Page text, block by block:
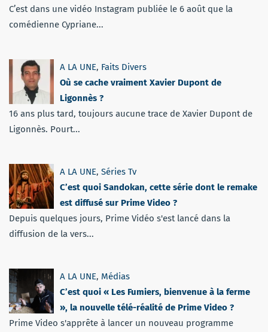
C’est dans une vidéo Instagram publiée le 6 août que la
comédienne Cypriane...
A LA UNE, Faits Divers
Où se cache vraiment Xavier Dupont de
Ligonnès ?
16 ans plus tard, toujours aucune trace de Xavier Dupont de
Ligonnès. Pourt...
A LA UNE, Séries Tv
C’est quoi Sandokan, cette série dont le remake
est diffusé sur Prime Video ?
Depuis quelques jours, Prime Vidéo s'est lancé dans la
diffusion de la vers...
A LA UNE, Médias
C’est quoi « Les Fumiers, bienvenue à la ferme
», la nouvelle télé-réalité de Prime Video ?
Prime Video s'apprête à lancer un nouveau programme